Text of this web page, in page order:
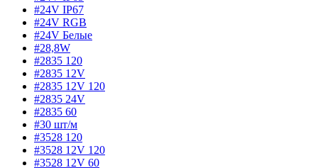
#24V IP67
#24V RGB
#24V Белые
#28,8W
#2835 120
#2835 12V
#2835 12V 120
#2835 24V
#2835 60
#30 шт/м
#3528 120
#3528 12V 120
#3528 12V 60